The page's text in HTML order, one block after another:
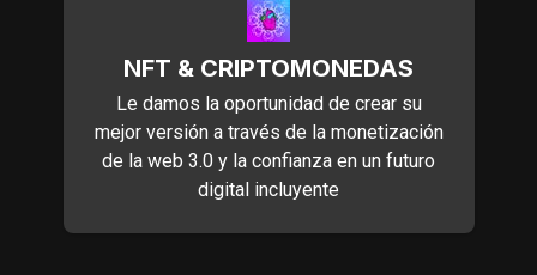
NFT & CRIPTOMONEDAS
Le damos la oportunidad de crear su
mejor versión a través de la monetización
de la web 3.0 y la confianza en un futuro
digital incluyente